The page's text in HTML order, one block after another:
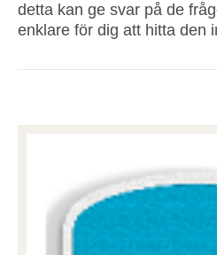
detta kan ge svar på de
enklare för dig att hitta den